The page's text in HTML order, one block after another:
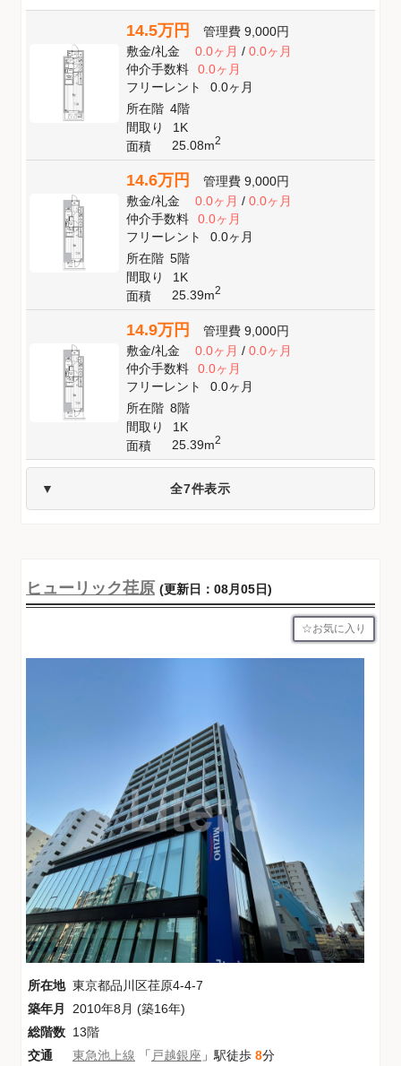
14.5万円 管理費 9,000円
敷金/礼金 0.0ヶ月/ 0.0ヶ月
仲介手数料
0.0ヶ月
フリーレント
0.0ヶ月
所在階 4階
間取り
1K
面積
25.08m2
14.6万円 管理費 9,000円
敷金/礼金 0.0ヶ月/ 0.0ヶ月
仲介手数料
0.0ヶ月
フリーレント
0.0ヶ月
所在階 5階
間取り
1K
面積
25.39m2
14.9万円 管理費 9,000円
敷金/礼金 0.0ヶ月/ 0.0ヶ月
仲介手数料
0.0ヶ月
フリーレント
0.0ヶ月
所在階 8階
間取り
1K
面積
25.39m2
全7件表示
ヒューリック荏原 (更新日：08月05日)
お気に入り
所在地 東京都品川区荏原4-4-7
築年月
2010年8月 (築16年)
総階数 13階
交通
東急池上線 「 戸越銀座 」駅徒歩 8分